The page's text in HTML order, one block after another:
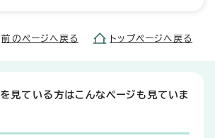
前のページへ戻る トップページへ戻る
見ている方はこんなページも見ていま